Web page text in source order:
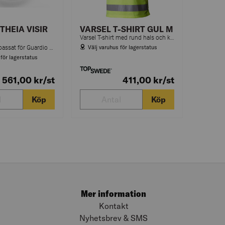
VISIR
lagerstatus
561,00 kr/st
Köp
VARSEL T-SHIRT GUL M
Varsel T-shirt med rund hals och kort ärm. Reflex med stretch. Tillverkad av 50 % bomull och 50 % polyester.
Välj varuhus för lagerstatus
411,00 kr/st
Köp
Mer information
Kontakt
Nyhetsbrev & SMS